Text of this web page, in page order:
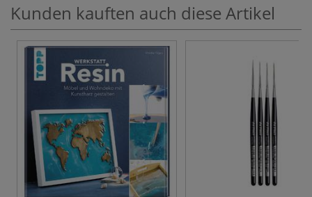
Kunden kauften auch diese Artikel